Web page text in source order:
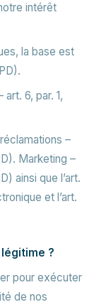
intérêt
la base est
6, par. 1,
–
Marketing –
ainsi que l’art.
et l’art.
?
pour exécuter
de nos